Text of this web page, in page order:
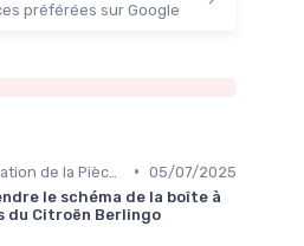
préférées sur Google
• 05/07/2025
le schéma de la boîte à
du Citroën Berlingo